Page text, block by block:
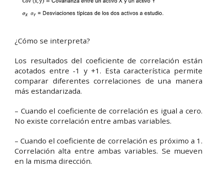
¿Cómo se interpreta?
Los resultados del coeficiente de correlación están
acotados entre -1 y +1. Esta característica permite
comparar diferentes correlaciones de una manera
más estandarizada.
– Cuando el coeficiente de correlación es igual a cero.
No existe correlación entre ambas variables.
– Cuando el coeficiente de correlación es próximo a 1.
Correlación alta entre ambas variables. Se mueven
en la misma dirección.